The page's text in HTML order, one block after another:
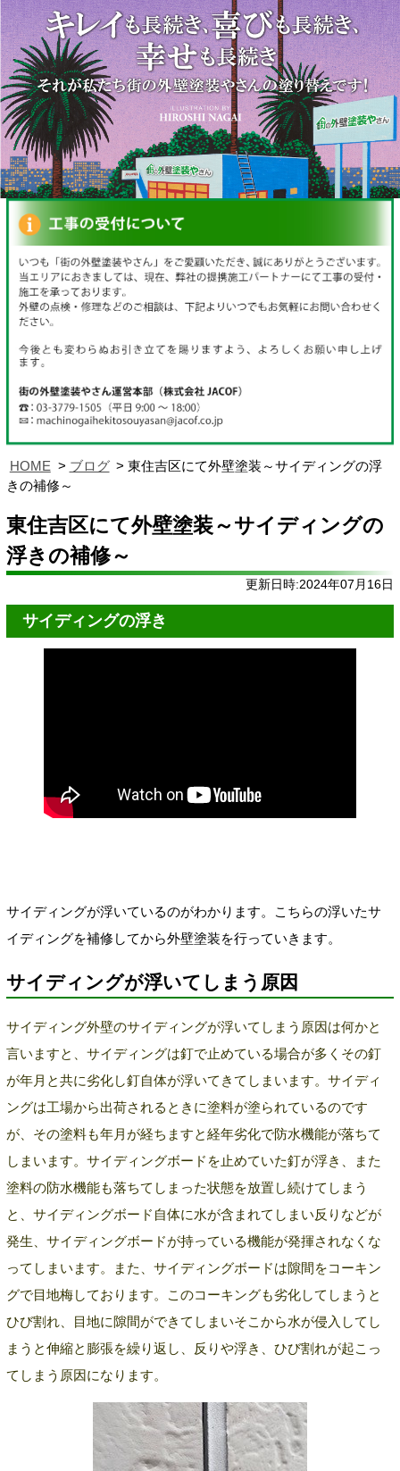
HOME ブログ
東住吉区にて外壁塗装～サイディングの浮
きの補修～
東住吉区にて外壁塗装～サイディングの
浮きの補修～
更新日時:2024年07月16日
サイディングの浮き
サイディングが浮いているのがわかります。こちらの浮いたサ
イディングを補修してから外壁塗装を行っていきます。
サイディングが浮いてしまう原因
サイディング外壁のサイディングが浮いてしまう原因は何かと
言いますと、サイディングは釘で止めている場合が多くその釘
が年月と共に劣化し釘自体が浮いてきてしまいます。サイディ
ングは工場から出荷されるときに塗料が塗られているのです
が、その塗料も年月が経ちますと経年劣化で防水機能が落ちて
しまいます。サイディングボードを止めていた釘が浮き、また
塗料の防水機能も落ちてしまった状態を放置し続けてしまう
と、サイディングボード自体に水が含まれてしまい反りなどが
発生、サイディングボードが持っている機能が発揮されなくな
ってしまいます。また、サイディングボードは隙間をコーキン
グで目地梅しております。このコーキングも劣化してしまうと
ひび割れ、目地に隙間ができてしまいそこから水が侵入してし
まうと伸縮と膨張を繰り返し、反りや浮き、ひび割れが起こっ
てしまう原因になります。